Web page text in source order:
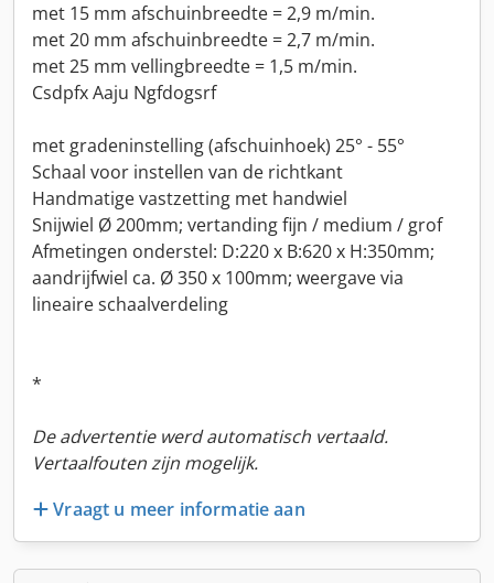
met 15 mm afschuinbreedte = 2,9 m/min.
met 20 mm afschuinbreedte = 2,7 m/min.
met 25 mm vellingbreedte = 1,5 m/min.
Csdpfx Aaju Ngfdogsrf
met gradeninstelling (afschuinhoek) 25° - 55°
Schaal voor instellen van de richtkant
Handmatige vastzetting met handwiel
Snijwiel Ø 200mm; vertanding fijn / medium / grof
Afmetingen onderstel: D:220 x B:620 x H:350mm;
aandrijfwiel ca. Ø 350 x 100mm; weergave via
lineaire schaalverdeling
*
De advertentie werd automatisch vertaald.
Vertaalfouten zijn mogelijk.
Vraagt u meer informatie aan